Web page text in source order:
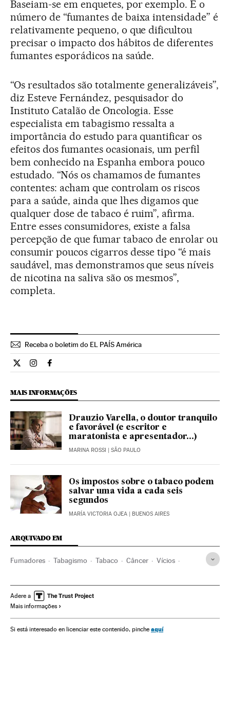
Baseiam-se em enquetes, por exemplo. E o
número de “fumantes de baixa intensidade” é
relativamente pequeno, o que dificultou
precisar o impacto dos hábitos de diferentes
fumantes esporádicos na saúde.
“Os resultados são totalmente generalizáveis”,
diz Esteve Fernández, pesquisador do
Instituto Catalão de Oncologia. Esse
especialista em tabagismo ressalta a
importância do estudo para quantificar os
efeitos dos fumantes ocasionais, um perfil
bem conhecido na Espanha embora pouco
estudado. “Nós os chamamos de fumantes
contentes: acham que controlam os riscos
para a saúde, ainda que lhes digamos que
qualquer dose de tabaco é ruim”, afirma.
Entre esses consumidores, existe a falsa
percepção de que fumar tabaco de enrolar ou
consumir poucos cigarros desse tipo “é mais
saudável, mas demonstramos que seus níveis
de nicotina na saliva são os mesmos”,
completa.
Receba o boletim do EL PAÍS América
Ciencia El País Brasil en Twitter
Ciencia El País Brasil en Instagram
Ciencia El País Brasil en Facebook
MAIS INFORMAÇÕES
Drauzio Varella, o doutor tranquilo
e favorável (e escritor e
maratonista e apresentador...)
MARINA ROSSI | SÃO PAULO
Os impostos sobre o tabaco podem
salvar uma vida a cada seis
segundos
MARÍA VICTORIA OJEA | BUENOS AIRES
ARQUIVADO EM
Fumadores Tabagismo Tabaco Câncer Vícios
Adere a
Mais informações
Si está interesado en licenciar este contenido, pinche aquí